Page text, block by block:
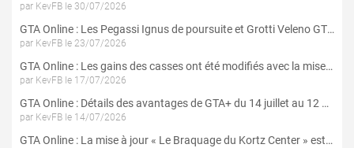
par KevFB le 30/07/2026
GTA Online : Les Pegassi Ignus de poursuite et Grotti Veleno GT sont maintenant disponibles
par KevFB le 23/07/2026
GTA Online : Les gains des casses ont été modifiés avec la mise à jour « Le Braquage du Kortz Center »
par KevFB le 17/07/2026
GTA Online : Détails des avantages de GTA+ du 14 juillet au 12 août
par KevFB le 14/07/2026
GTA Online : La mise à jour « Le Braquage du Kortz Center » est maintenant disponible